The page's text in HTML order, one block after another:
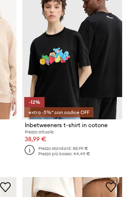
-12%
extra -5%* con codice OFF
Inbetweeners t-shirt in cotone
Prezzo attuale:
38,99 €
Prezzo standard:88,99 €
Prezzo più basso:44,49 €